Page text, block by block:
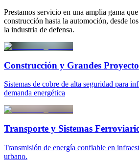
Prestamos servicio en una amplia gama
construcción hasta la automoción, desde
la industria de defensa.
Construcción y Grandes
Sistemas de cobre de alta seguridad para
demanda energética
Transporte y Sistemas
Transmisión de energía confiable en
urbano.